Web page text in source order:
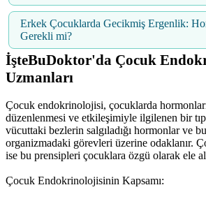
Erkek Çocuklarda Gecikmiş Ergenlik:
Gerekli mi?
İşteBuDoktor'da Çocuk
Uzmanları
Çocuk endokrinolojisi, çocuklarda
düzenlenmesi ve etkileşimiyle ilgilenen bir
vücuttaki bezlerin salgıladığı hormonlar ve
organizmadaki görevleri üzerine odaklanır.
ise bu prensipleri çocuklara özgü olarak ele
Çocuk Endokrinolojisinin Kapsamı: